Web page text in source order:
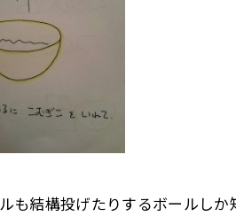
も結構投げたりするボールしか